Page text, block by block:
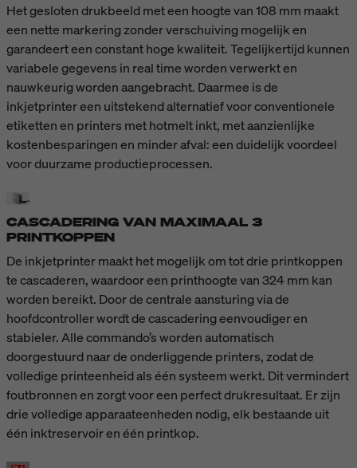
Het gesloten drukbeeld met een hoogte van 108 mm maakt
een nette markering zonder verschuiving mogelijk en
garandeert een constant hoge kwaliteit. Tegelijkertijd kunnen
variabele gegevens in real time worden verwerkt en
nauwkeurig worden aangebracht. Daarmee is de
inkjetprinter een uitstekend alternatief voor conventionele
etiketten en printers met hotmelt inkt, met aanzienlijke
kostenbesparingen en minder afval: een duidelijk voordeel
voor duurzame productieprocessen.
CASCADERING VAN MAXIMAAL 3
PRINTKOPPEN
De inkjetprinter maakt het mogelijk om tot drie printkoppen
te cascaderen, waardoor een printhoogte van 324 mm kan
worden bereikt. Door de centrale aansturing via de
hoofdcontroller wordt de cascadering eenvoudiger en
stabieler. Alle commando’s worden automatisch
doorgestuurd naar de onderliggende printers, zodat de
volledige printeenheid als één systeem werkt. Dit vermindert
foutbronnen en zorgt voor een perfect drukresultaat. Er zijn
drie volledige apparaateenheden nodig, elk bestaande uit
één inktreservoir en één printkop.